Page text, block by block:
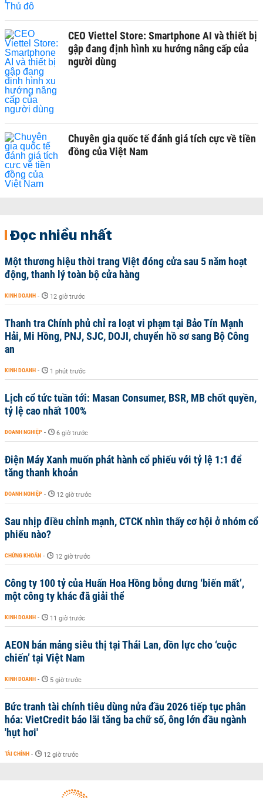
CEO Viettel Store: Smartphone AI và thiết bị
gập đang định hình xu hướng nâng cấp của
người dùng
Chuyên gia quốc tế đánh giá tích cực về tiền
đồng của Việt Nam
Đọc nhiều nhất
Một thương hiệu thời trang Việt đóng cửa sau 5 năm hoạt
động, thanh lý toàn bộ cửa hàng
KINH DOANH - 12 giờ trước
Thanh tra Chính phủ chỉ ra loạt vi phạm tại Bảo Tín Mạnh
Hải, Mi Hồng, PNJ, SJC, DOJI, chuyển hồ sơ sang Bộ Công
an
KINH DOANH - 1 phút trước
Lịch cổ tức tuần tới: Masan Consumer, BSR, MB chốt quyền,
tỷ lệ cao nhất 100%
DOANH NGHIỆP - 6 giờ trước
Điện Máy Xanh muốn phát hành cổ phiếu với tỷ lệ 1:1 để
tăng thanh khoản
DOANH NGHIỆP - 12 giờ trước
Sau nhịp điều chỉnh mạnh, CTCK nhìn thấy cơ hội ở nhóm cổ
phiếu nào?
CHỨNG KHOÁN - 12 giờ trước
Công ty 100 tỷ của Huấn Hoa Hồng bỗng dưng ‘biến mất’,
một công ty khác đã giải thể
KINH DOANH - 11 giờ trước
AEON bán mảng siêu thị tại Thái Lan, dồn lực cho ‘cuộc
chiến’ tại Việt Nam
KINH DOANH - 5 giờ trước
Bức tranh tài chính tiêu dùng nửa đầu 2026 tiếp tục phân
hóa: VietCredit báo lãi tăng ba chữ số, ông lớn đầu ngành
'hụt hơi'
TÀI CHÍNH - 12 giờ trước